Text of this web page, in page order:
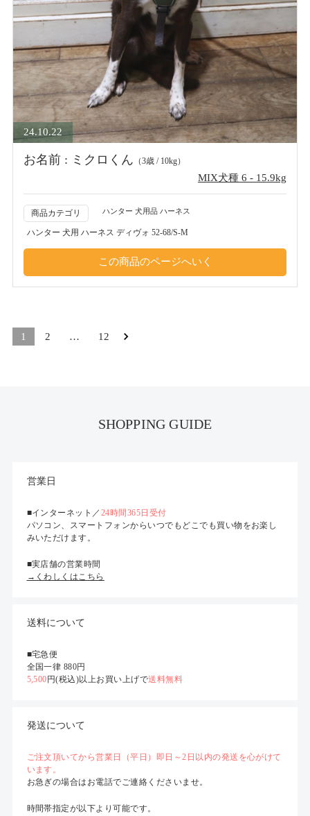
24.10.22
お名前 : ミクロくん （3歳 / 10kg）
MIX犬種 6 - 15.9kg
商品カテゴリ ハンター 犬用品 ハーネス
ハンター 犬用 ハーネス ディヴォ 52-68/S-M
1 2 … 12
SHOPPING GUIDE
営業日
■インターネット／ 24時間365日受付
パソコン、スマートフォンからいつでもどこでも買い物をお楽し
みいただけます。
■実店舗の営業時間
→くわしくはこちら
送料について
■宅急便
全国一律 880円
5,500 円(税込)以上お買い上げで送料無料
発送について
ご注文頂いてから営業日（平日）即日～2日以内の発送を心がけて
います。
お急ぎの場合はお電話でご連絡くださいませ。
時間帯指定が以下より可能です。